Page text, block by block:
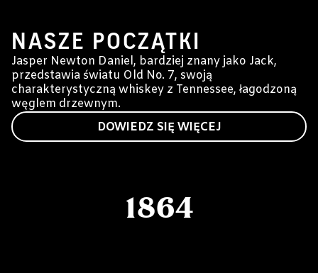
NASZE POCZĄTKI
Jasper Newton Daniel, bardziej znany jako Jack,
przedstawia światu Old No. 7, swoją
charakterystyczną whiskey z Tennessee, łagodzoną
węglem drzewnym.
DOWIEDZ SIĘ WIĘCEJ
1864